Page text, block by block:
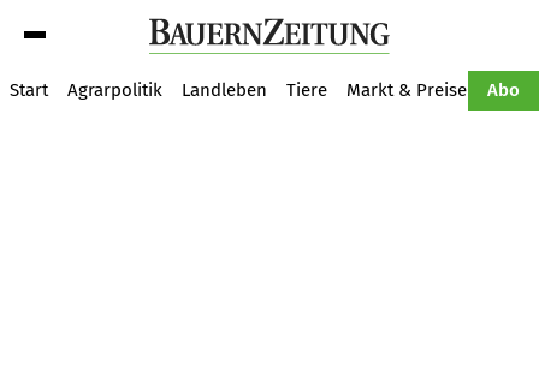
Start Agrarpolitik Landleben Tiere Markt & Preise Abo